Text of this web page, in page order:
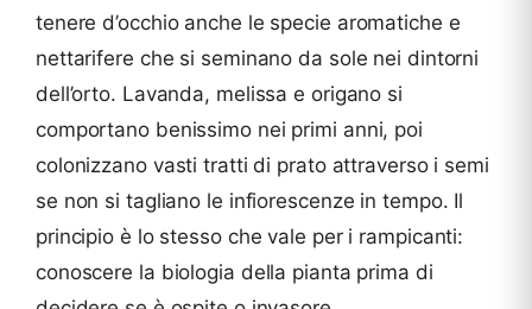
tenere d’occhio anche le specie aromatiche e
nettarifere che si seminano da sole nei dintorni
dell’orto. Lavanda, melissa e origano si
comportano benissimo nei primi anni, poi
colonizzano vasti tratti di prato attraverso i semi
se non si tagliano le infiorescenze in tempo. Il
principio è lo stesso che vale per i rampicanti:
conoscere la biologia della pianta prima di